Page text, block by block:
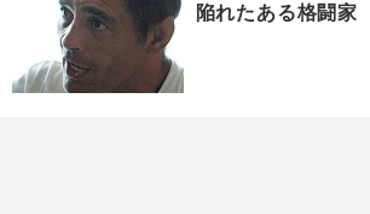
陥れたある格闘家